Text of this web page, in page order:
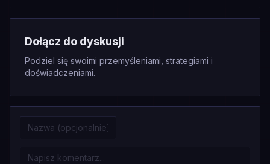
Dołącz do dyskusji
Podziel się swoimi przemyśleniami, strategiami i
doświadczeniami.